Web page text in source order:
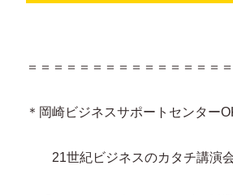
＝＝＝＝＝＝＝＝＝＝＝＝＝＝＝
＊岡崎ビジネスサポートセンター
21世紀ビジネスのカタチ講演